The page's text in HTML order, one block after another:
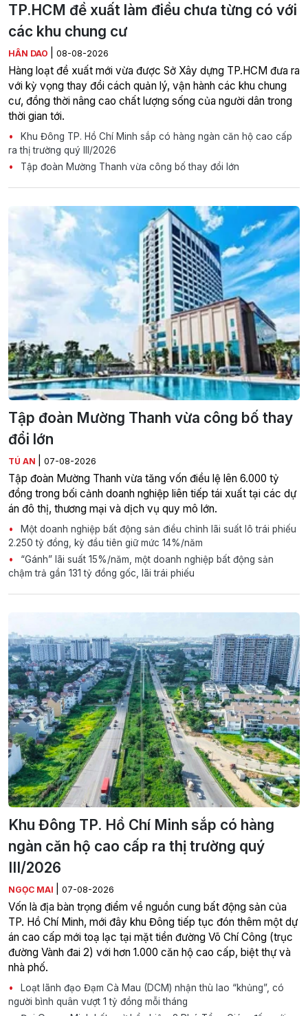
TP.HCM đề xuất làm điều chưa từng có với
các khu chung cư
HÂN DAO 08-08-2026
Hàng loạt đề xuất mới vừa được Sở Xây dựng TP.HCM đưa ra
với kỳ vọng thay đổi cách quản lý, vận hành các khu chung
cư, đồng thời nâng cao chất lượng sống của người dân trong
thời gian tới.
Khu Đông TP. Hồ Chí Minh sắp có hàng ngàn căn hộ cao cấp
ra thị trường quý III/2026
Tập đoàn Mường Thanh vừa công bố thay đổi lớn
Tập đoàn Mường Thanh vừa công bố thay
đổi lớn
TÚ AN 07-08-2026
Tập đoàn Mường Thanh vừa tăng vốn điều lệ lên 6.000 tỷ
đồng trong bối cảnh doanh nghiệp liên tiếp tái xuất tại các dự
án đô thị, thương mại và dịch vụ quy mô lớn.
Một doanh nghiệp bất động sản điều chỉnh lãi suất lô trái phiếu
2.250 tỷ đồng, kỳ đầu tiên giữ mức 14%/năm
“Gánh” lãi suất 15%/năm, một doanh nghiệp bất động sản
chậm trả gần 131 tỷ đồng gốc, lãi trái phiếu
Khu Đông TP. Hồ Chí Minh sắp có hàng
ngàn căn hộ cao cấp ra thị trường quý
III/2026
NGỌC MAI 07-08-2026
Vốn là địa bàn trọng điểm về nguồn cung bất động sản của
TP. Hồ Chí Minh, mới đây khu Đông tiếp tục đón thêm một dự
án cao cấp mới toạ lạc tại mặt tiền đường Võ Chí Công (trục
đường Vành đai 2) với hơn 1.000 căn hộ cao cấp, biệt thự và
nhà phố.
Loạt lãnh đạo Đạm Cà Mau (DCM) nhận thù lao “khủng”, có
người bình quân vượt 1 tỷ đồng mỗi tháng